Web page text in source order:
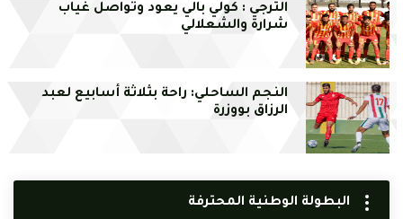
الترجي : كولي بالي يعود وتواصل غياب
شرارة والشعلالي
النجم الساحلي: راحة بثلاثة أسابيع لعبد
الرزاق بووزرة
البطولة الوطنية المحترفة